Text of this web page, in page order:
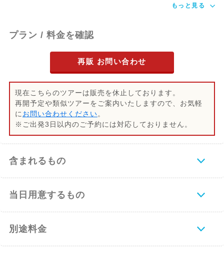
もっと見る
プラン / 料金を確認
再販 お問い合わせ
現在こちらのツアーは販売を休止しております。
再開予定や類似ツアーをご案内いたしますので、お気軽
に お問い合わせください。
※ご出発3日以内のご予約には対応しておりません。
含まれるもの
当日用意するもの
別途料金